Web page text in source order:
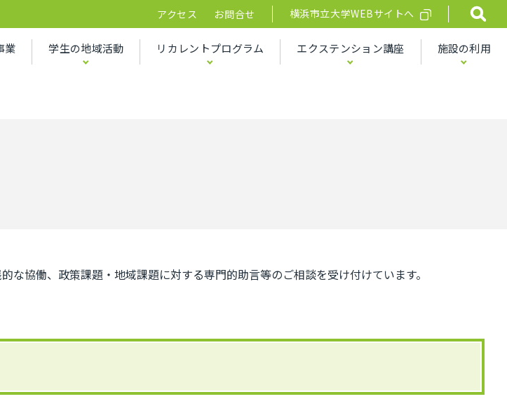
アクセス お問合せ 横浜市立大学WEBサイトへ
業 学生の地域活動 リカレントプログラム エクステンション講座 施設の利用
協働、政策課題・地域課題に対する専門的助言等のご相談を受け付けています。